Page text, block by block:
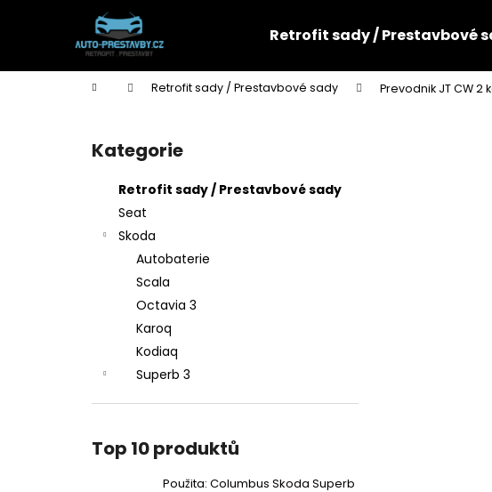
Retrofit sady / Prestavbové
Domů Retrofit sady / Prestavbové sady Prevodnik JT CW 2
Přeskočit
kategorie
Kategorie
Retrofit sady / Prestavbové sady
Seat
Skoda
Autobaterie
Scala
Octavia 3
Karoq
Kodiaq
Superb 3
Top 10 produktů
Použita: Columbus Skoda Superb
í
Zpět
do
Zpět
do
Co
POUŽITA: COLUMBUS SKODA SUPERB 3
29 999 Kč